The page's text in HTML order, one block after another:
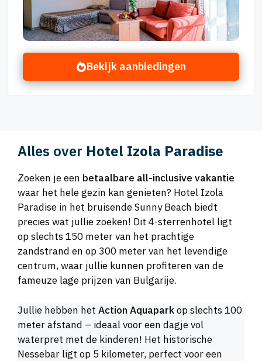
Bekijk aanbiedingen
Alles over Hotel Izola Paradise
Zoeken je een betaalbare all-inclusive vakantie
waar het hele gezin kan genieten? Hotel Izola
Paradise in het bruisende Sunny Beach biedt
precies wat jullie zoeken! Dit 4-sterrenhotel ligt
op slechts 150 meter van het prachtige
zandstrand en op 300 meter van het levendige
centrum, waar jullie kunnen profiteren van de
fameuze lage prijzen van Bulgarije.
Jullie hebben het Action Aquaparkop slechts 100
meter afstand – ideaal voor een dagje vol
waterpret met de kinderen! Het historische
Nessebar ligt op 5 kilometer, perfect voor een